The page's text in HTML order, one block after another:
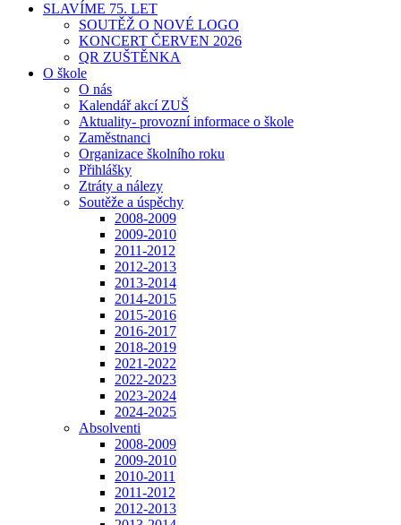
SLAVÍME 75. LET
SOUTĚŽ O NOVÉ LOGO
KONCERT ČERVEN 2026
QR ZUŠTĚNKA
O škole
O nás
Kalendář akcí ZUŠ
Aktuality- provozní informace o škole
Zaměstnanci
Organizace školního roku
Přihlášky
Ztráty a nálezy
Soutěže a úspěchy
2008-2009
2009-2010
2011-2012
2012-2013
2013-2014
2014-2015
2015-2016
2016-2017
2018-2019
2021-2022
2022-2023
2023-2024
2024-2025
Absolventi
2008-2009
2009-2010
2010-2011
2011-2012
2012-2013